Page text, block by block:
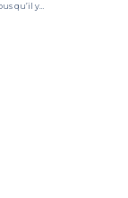
qu’il y…